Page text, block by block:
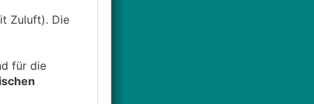
Zuluft). Die
für die